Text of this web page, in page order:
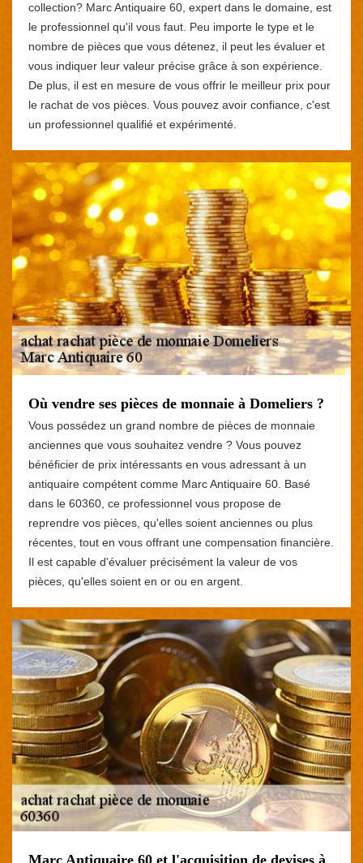
collection? Marc Antiquaire 60, expert dans le domaine, est
le professionnel qu'il vous faut. Peu importe le type et le
nombre de pièces que vous détenez, il peut les évaluer et
vous indiquer leur valeur précise grâce à son expérience.
De plus, il est en mesure de vous offrir le meilleur prix pour
le rachat de vos pièces. Vous pouvez avoir confiance, c'est
un professionnel qualifié et expérimenté.
Où vendre ses pièces de monnaie à Domeliers ?
Vous possédez un grand nombre de pièces de monnaie
anciennes que vous souhaitez vendre ? Vous pouvez
bénéficier de prix intéressants en vous adressant à un
antiquaire compétent comme Marc Antiquaire 60. Basé
dans le 60360, ce professionnel vous propose de
reprendre vos pièces, qu'elles soient anciennes ou plus
récentes, tout en vous offrant une compensation financière.
Il est capable d'évaluer précisément la valeur de vos
pièces, qu'elles soient en or ou en argent.